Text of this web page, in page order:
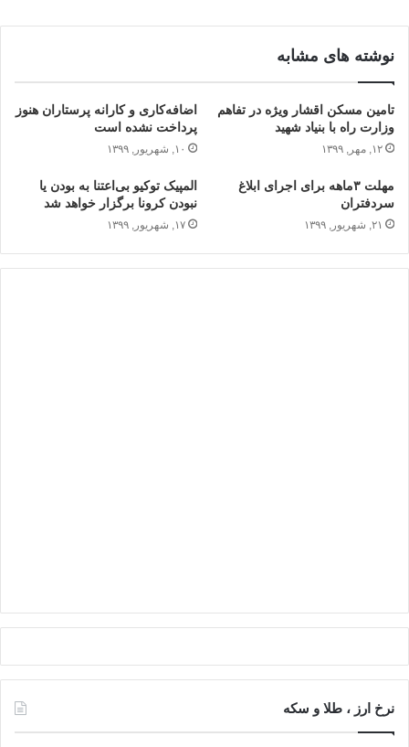
نوشته های مشابه
تامین مسکن اقشار ویژه در تفاهم
وزارت راه با بنیاد شهید
۱۲, مهر, ۱۳۹۹
اضافه‌کاری و کارانه پرستاران هنوز
پرداخت نشده است
۱۰, شهریور, ۱۳۹۹
مهلت ۳ماهه برای اجرای ابلاغ
سردفتران
۲۱, شهریور, ۱۳۹۹
المپیک توکیو بی‌اعتنا به بودن یا
نبودن کرونا برگزار خواهد شد
۱۷, شهریور, ۱۳۹۹
نرخ ارز ، طلا و سکه